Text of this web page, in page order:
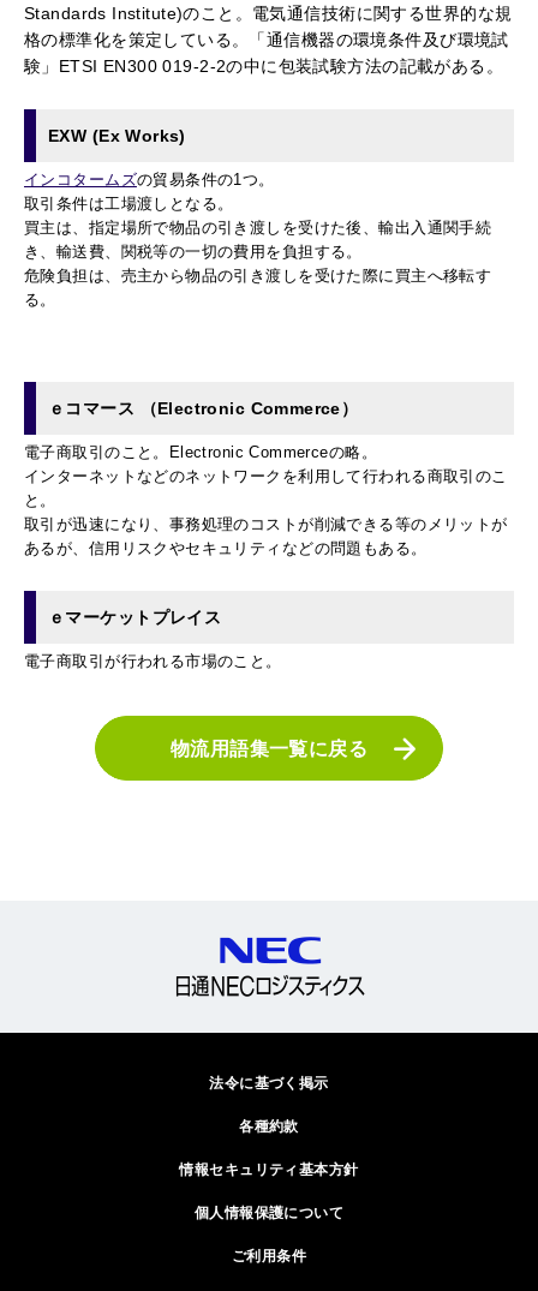
Standards Institute)のこと。電気通信技術に関する世界的な規
格の標準化を策定している。「通信機器の環境条件及び環境試
験」ETSI EN300 019-2-2の中に包装試験方法の記載がある。
EXW (Ex Works)
インコタームズの貿易条件の1つ。
取引条件は工場渡しとなる。
買主は、指定場所で物品の引き渡しを受けた後、輸出入通関手続
き、輸送費、関税等の一切の費用を負担する。
危険負担は、売主から物品の引き渡しを受けた際に 買主へ移転す
る。
ｅコマース （Electronic Commerce）
電子商取引のこと。Electronic Commerceの略。
インターネットなどのネットワークを利用して行われる商取引のこ
と。
取引が迅速になり、事務処理のコストが削減できる等のメリットが
あるが、信用リスクやセキュリティなどの問題もある。
ｅマーケットプレイス
電子商取引が行われる市場のこと。
物流用語集一覧に戻る
法令に基づく掲示
各種約款
情報セキュリティ基本方針
個人情報保護について
ご利用条件